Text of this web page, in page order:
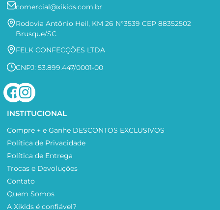
comercial@xikids.com.br
Rodovia Antônio Heil, KM 26 N°3539 CEP 88352502
Brusque/SC
FELK CONFECÇÕES LTDA
CNPJ: 53.899.447/0001-00
INSTITUCIONAL
Compre + e Ganhe DESCONTOS EXCLUSIVOS
Política de Privacidade
Política de Entrega
Trocas e Devoluções
Contato
Quem Somos
A Xikids é confiável?